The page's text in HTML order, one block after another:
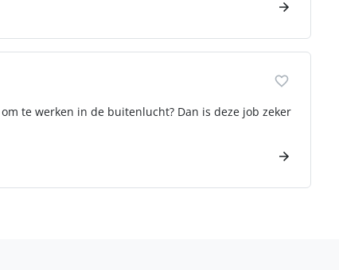
te werken in de buitenlucht? Dan is deze job zeker